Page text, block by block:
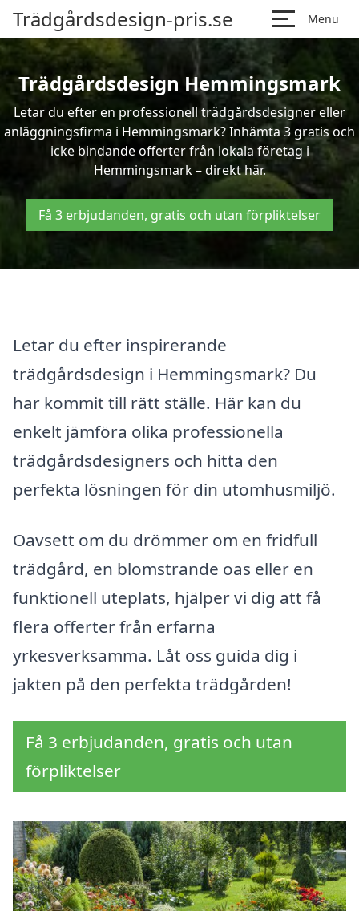
Trädgårdsdesign-pris.se Menu
Trädgårdsdesign Hemmingsmark
Letar du efter en professionell trädgårdsdesigner eller
anläggningsfirma i Hemmingsmark? Inhämta 3 gratis och
icke bindande offerter från lokala företag i
Hemmingsmark – direkt här.
Få 3 erbjudanden, gratis och utan förpliktelser
Letar du efter inspirerande
trädgårdsdesign i Hemmingsmark? Du
har kommit till rätt ställe. Här kan du
enkelt jämföra olika professionella
trädgårdsdesigners och hitta den
perfekta lösningen för din utomhusmiljö.
Oavsett om du drömmer om en fridfull
trädgård, en blomstrande oas eller en
funktionell uteplats, hjälper vi dig att få
flera offerter från erfarna
yrkesverksamma. Låt oss guida dig i
jakten på den perfekta trädgården!
Få 3 erbjudanden, gratis och utan
förpliktelser